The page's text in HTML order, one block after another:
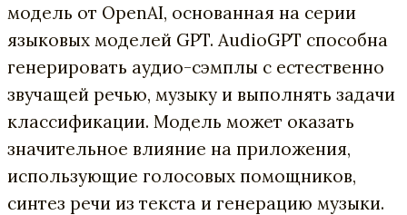
модель от OpenAI, основанная на серии
языковых моделей GPT. AudioGPT способна
генерировать аудио-сэмплы с естественно
звучащей речью, музыку и выполнять задачи
классификации. Модель может оказать
значительное влияние на приложения,
использующие голосовых помощников,
синтез речи из текста и генерацию музыки.